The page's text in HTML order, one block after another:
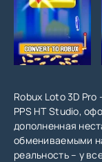
Robux Loto 3D
PPS HT Studio,
дополненная
обмениваемыми
реальность – у